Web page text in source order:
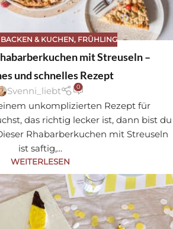
BACKEN & KUCHEN, FRÜHLING
mit Streuseln –
und schnelles Rezept
Svenni_liebt 0
unkomplizierten Rezept für
das richtig lecker ist, dann bist du
Rhabarberkuchen mit Streuseln
ist saftig,...
WEITERLESEN